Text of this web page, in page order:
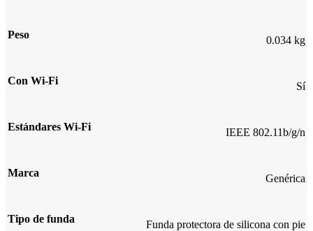
Peso 0.034 kg
Con Wi-Fi Sí
Estándares Wi-Fi IEEE 802.11b/g/n
Marca Genérica
Tipo de funda Funda protectora de silicona con pie